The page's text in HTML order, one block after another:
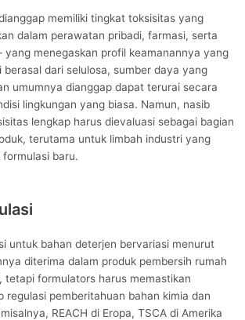
memiliki tingkat toksisitas yang
dalam perawatan pribadi, farmasi, serta
menegaskan profil keamanannya yang
berasal dari selulosa, sumber daya yang
umumnya dianggap dapat terurai secara
lingkungan yang biasa. Namun, nasib
lengkap harus dievaluasi sebagai bagian
terutama untuk limbah industri yang
baru.
untuk bahan deterjen bervariasi menurut
diterima dalam produk pembersih rumah
tetapi formulators harus memastikan
regulasi pemberitahuan bahan kimia dan
REACH di Eropa, TSCA di Amerika